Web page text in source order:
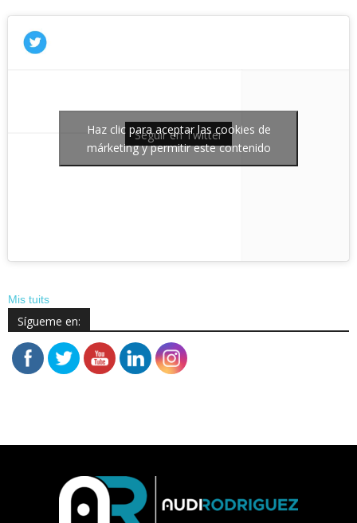
Seguir en Twitter
Haz clic para aceptar las cookies de
márketing y permitir este contenido
Mis tuits
Sígueme en: